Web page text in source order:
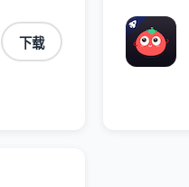
下载